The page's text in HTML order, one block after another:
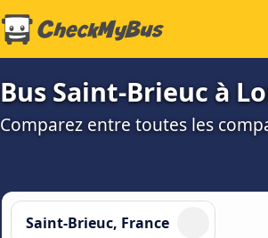
Bus Saint-Brieuc à
Comparez entre toutes les